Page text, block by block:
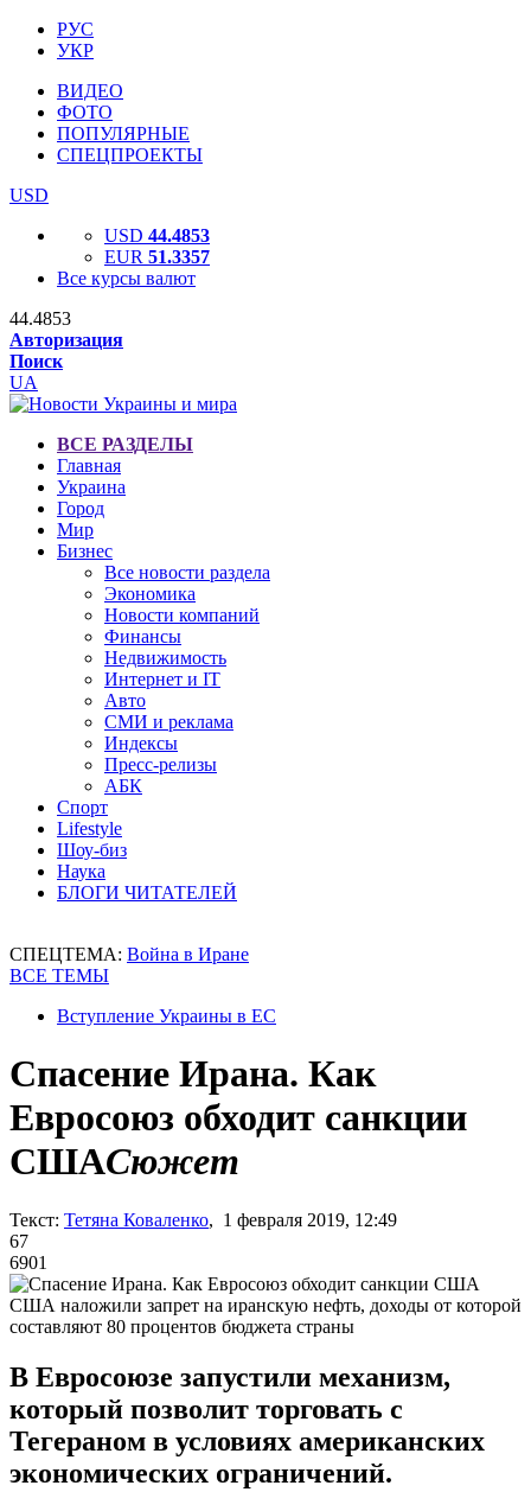
РУС
УКР
ВИДЕО
ФОТО
ПОПУЛЯРНЫЕ
СПЕЦПРОЕКТЫ
USD
USD 44.4853
EUR 51.3357
Все курсы валют
44.4853
Авторизация
Поиск
UA
ВСЕ РАЗДЕЛЫ
Главная
Украина
Город
Мир
Бизнес
Все новости раздела
Экономика
Новости компаний
Финансы
Недвижимость
Интернет и IT
Авто
СМИ и реклама
Индексы
Пресс-релизы
АБК
Спорт
Lifestyle
Шоу-биз
Наука
БЛОГИ ЧИТАТЕЛЕЙ
СПЕЦТЕМА: Война в Иране
ВСЕ ТЕМЫ
Вступление Украины в ЕС
Спасение Ирана. Как
Евросоюз обходит санкции
СШАСюжет
Текст: Тетяна Коваленко, 1 февраля 2019, 12:49
67
6901
США наложили запрет на иранскую нефть, доходы от которой
составляют 80 процентов бюджета страны
В Евросоюзе запустили механизм,
который позволит торговать с
Тегераном в условиях американских
экономических ограничений.